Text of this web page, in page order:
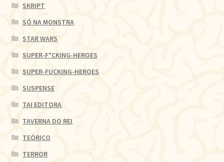
SKRIPT
SÓ NA MONSTRA
STAR WARS
SUPER-F*CKING-HEROES
SUPER-FUCKING-HEROES
SUSPENSE
TAI EDITORA
TAVERNA DO REI
TEÓRICO
TERROR